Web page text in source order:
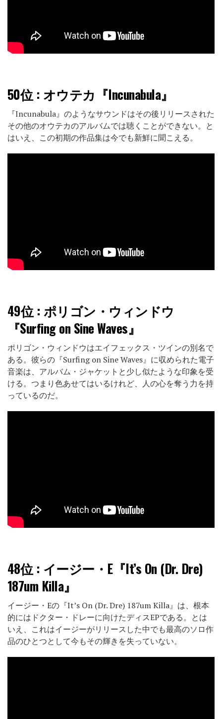
50位 : オウテカ『Incunabula』
『Incunabula』のようなサウンドはその後リリースされた
その他のオウテカのアルバムでは聴くことができない。と
はいえ、この初期の作品集は今でも新鮮に聞こえる。
49位 : ポリゴン・ウィンドウ
『Surfing on Sine Waves』
ポリゴン・ウィンドウはエイフェックス・ツインの別名で
ある。彼らの『Surfing on Sine Waves』に収められた電子
音楽は、アルバム・ジャケットと少し似たような印象を受
ける。つまり色あせてはいるけれど、人の心を奪う力を持
っているのだ。
48位 : イージー・E『It’s On (Dr. Dre)
187um Killa』
イージー・Eの『It’s On (Dr. Dre) 187um Killa』は、根本
的にはドクター・ドレーに向けたディスEPである。とは
いえ、これはイージーがリリースした中でも最高のソロ作
品のひとつとして今もその輝きを失っていない。